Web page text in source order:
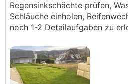
Regensinkschächte prüfen,
Schläuche einholen,
noch 1-2 Detailaufgaben zu